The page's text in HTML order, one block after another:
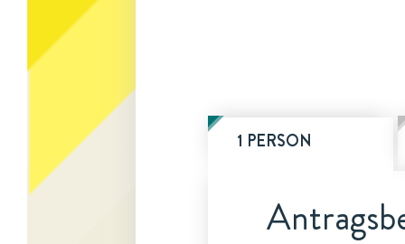
1 PERSON